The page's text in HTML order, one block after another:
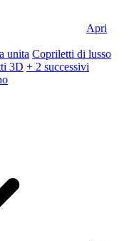
Apri
unita Copriletti di lusso
3D + 2 successivi